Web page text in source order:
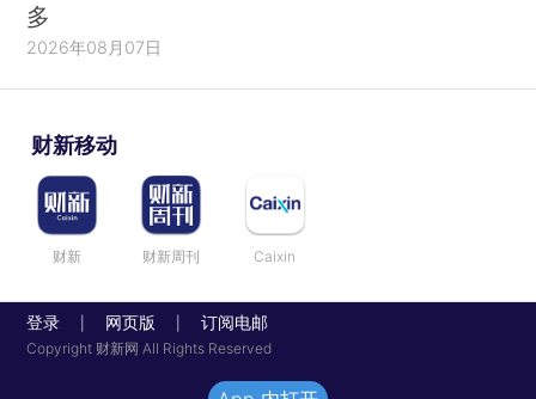
多
2026年08月07日
财新移动
财新 财新周刊 Caixin
登录 网页版 订阅电邮
Copyright 财新网 All Rights Reserved